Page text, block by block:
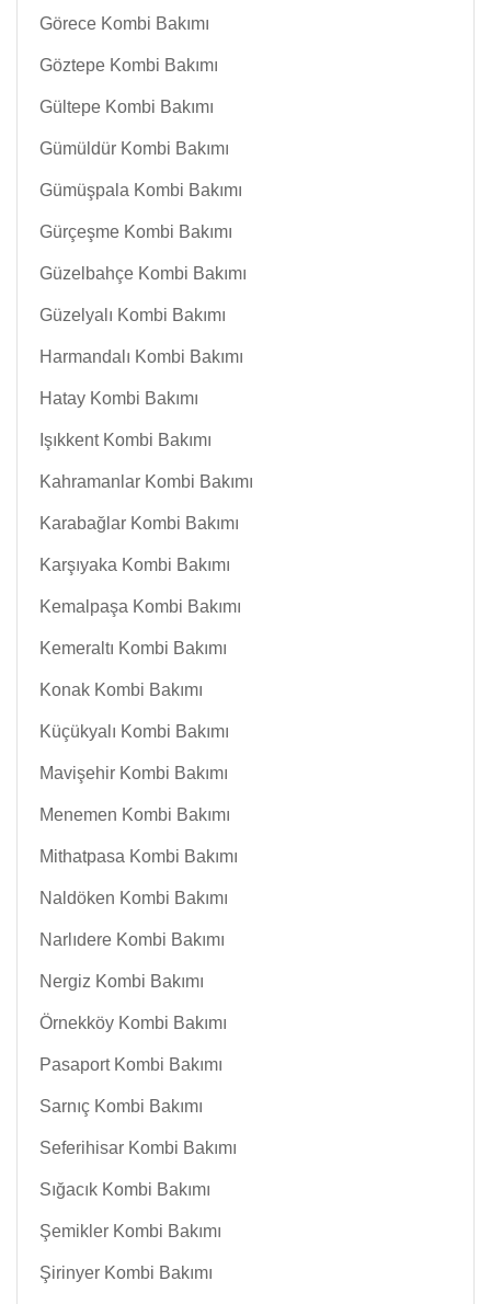
Görece Kombi Bakımı
Göztepe Kombi Bakımı
Gültepe Kombi Bakımı
Gümüldür Kombi Bakımı
Gümüşpala Kombi Bakımı
Gürçeşme Kombi Bakımı
Güzelbahçe Kombi Bakımı
Güzelyalı Kombi Bakımı
Harmandalı Kombi Bakımı
Hatay Kombi Bakımı
Işıkkent Kombi Bakımı
Kahramanlar Kombi Bakımı
Karabağlar Kombi Bakımı
Karşıyaka Kombi Bakımı
Kemalpaşa Kombi Bakımı
Kemeraltı Kombi Bakımı
Konak Kombi Bakımı
Küçükyalı Kombi Bakımı
Mavişehir Kombi Bakımı
Menemen Kombi Bakımı
Mithatpasa Kombi Bakımı
Naldöken Kombi Bakımı
Narlıdere Kombi Bakımı
Nergiz Kombi Bakımı
Örnekköy Kombi Bakımı
Pasaport Kombi Bakımı
Sarnıç Kombi Bakımı
Seferihisar Kombi Bakımı
Sığacık Kombi Bakımı
Şemikler Kombi Bakımı
Şirinyer Kombi Bakımı